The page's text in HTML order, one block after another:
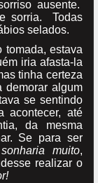
ausente.
sorria. Todas
selados.
estava
iria afasta-la
tinha certeza
demorar algum
se sentindo
acontecer, até
da mesma
Se para ser
sonharia muito,
realizar o